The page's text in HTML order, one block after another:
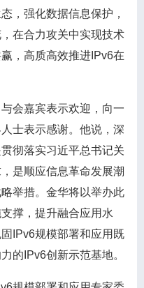
，强化数据信息保护，
在合力攻关中实现技术
，高质高效推进IPv6在
会嘉宾表示欢迎，向一
士表示感谢。他说，深
彻落实习近平总书记关
是顺应信息革命发展潮
举措。金华将以举办此
撑，提升融合应用水
IPv6规模部署和应用既
的IPv6创新示范基地。